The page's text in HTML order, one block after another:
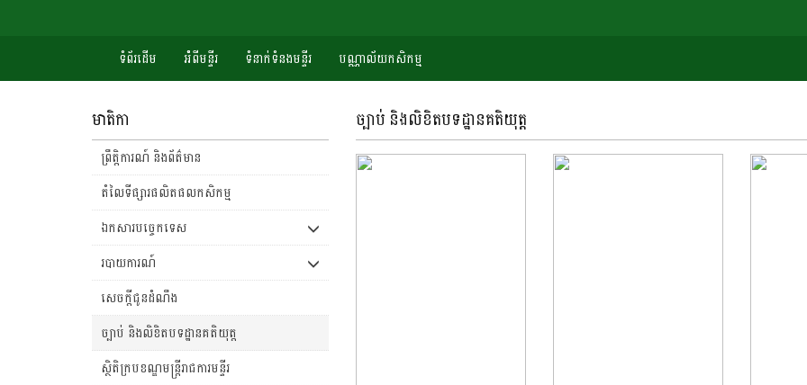
ទំព័រដើម អំំពីមន្ទីរ ទំនាក់ទំនងមន្ទីរ បណ្ណាល័យកសិកម្ម
មាតិកា
ព្រឹត្តិការណ៍ និងព័ត៌មាន
តំលៃទីផ្សារផលិតផលកសិកម្ម
ឯកសារបច្ចេកទេស
របាយការណ៍
សេចក្តីជូនដំណឹង
ច្បាប់ និងលិខិតបទដ្ឋានគតិយុត្ត
ស្ថិតិក្របខណ្ឌមន្រ្តីរាជការមន្ទីរ
ច្បាប់ និងលិខិតបទដ្ឋានគតិយុត្ត